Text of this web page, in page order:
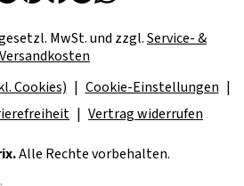
MwSt. und zzgl.Service- &
Versandkosten
Cookies)
Cookie-Einstellungen
Vertrag widerrufen
Alle Rechte vorbehalten.